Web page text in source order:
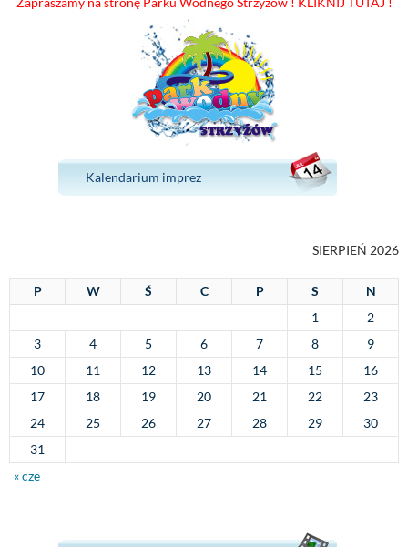
Kalendarium imprez
SIERPIEŃ 2026
P W Ś C P S
N
1
2
3
4 5 6 7 8
9
10
11 12 13 14 15
16
17
18 19 20 21 22
23
24
25 26 27 28 29
30
31
« cze